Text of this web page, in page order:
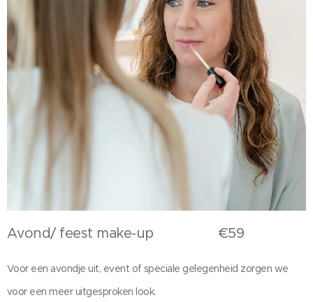
Avond/ feest make-up €59
Voor een avondje uit, event of speciale gelegenheid zorgen we
voor een meer uitgesproken look.